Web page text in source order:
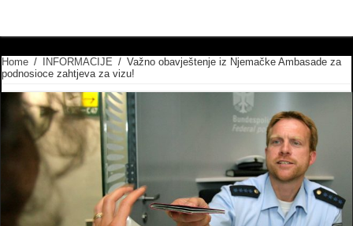
Home / INFORMACIJE / Važno obavještenje iz Njemačke Ambasade za
podnosioce zahtjeva za vizu!